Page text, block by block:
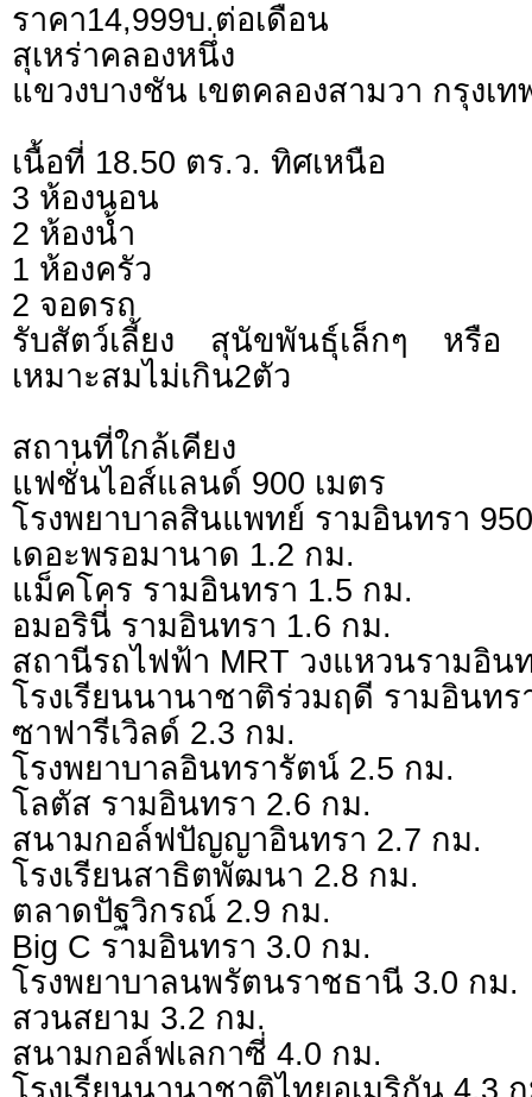
ราคา14,999บ.ต่อเดือน
สุเหร่าคลองหนึ่ง
แขวงบางชัน เขตคลองสามวา กรุงเ
เนื้อที่ 18.50 ตร.ว. ทิศเหนือ
3 ห้องนอน
2 ห้องน้ำ
1 ห้องครัว
2 จอดรถ
รับสัตว์เลี้ยง สุนัขพันธุ์เล็กๆ หรือ
เหมาะสมไม่เกิน2ตัว
สถานที่ใกล้เคียง
แฟชั่นไอส์แลนด์ 900 เมตร
โรงพยาบาลสินแพทย์ รามอินทรา
เดอะพรอมานาด 1.2 กม.
แม็คโคร รามอินทรา 1.5 กม.
อมอรินี่ รามอินทรา 1.6 กม.
สถานีรถไฟฟ้า MRT วงแหวนรามอิน
โรงเรียนนานาชาติร่วมฤดี รามอินทร
ซาฟารีเวิลด์ 2.3 กม.
โรงพยาบาลอินทรารัตน์ 2.5 กม.
โลตัส รามอินทรา 2.6 กม.
สนามกอล์ฟปัญญาอินทรา 2.7 กม.
โรงเรียนสาธิตพัฒนา 2.8 กม.
ตลาดปัฐวิกรณ์ 2.9 กม.
Big C รามอินทรา 3.0 กม.
โรงพยาบาลนพรัตนราชธานี 3.0 กม.
สวนสยาม 3.2 กม.
สนามกอล์ฟเลกาซี่ 4.0 กม.
โรงเรียนนานาชาติไทยอเมริกัน 4.3